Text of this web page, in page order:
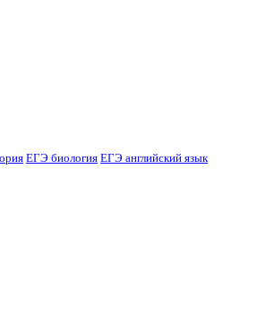
ЕГЭ биология ЕГЭ английский язык